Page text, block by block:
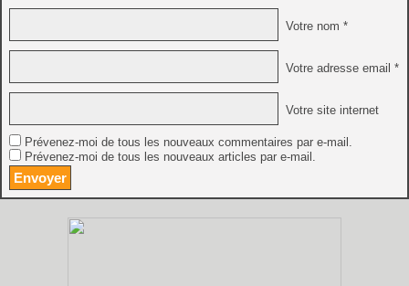
Votre nom *
Votre adresse email *
Votre site internet
Prévenez-moi de tous les nouveaux commentaires par e-mail.
Prévenez-moi de tous les nouveaux articles par e-mail.